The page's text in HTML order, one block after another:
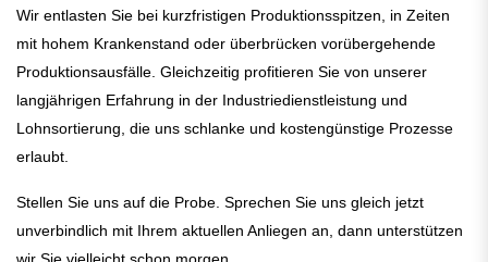
Wir entlasten Sie bei kurzfristigen Produktionsspitzen, in Zeiten
mit hohem Krankenstand oder überbrücken vorübergehende
Produktionsausfälle. Gleichzeitig profitieren Sie von unserer
langjährigen Erfahrung in der Industriedienstleistung und
Lohnsortierung, die uns schlanke und kostengünstige Prozesse
erlaubt.
Stellen Sie uns auf die Probe. Sprechen Sie uns gleich jetzt
unverbindlich mit Ihrem aktuellen Anliegen an, dann unterstützen